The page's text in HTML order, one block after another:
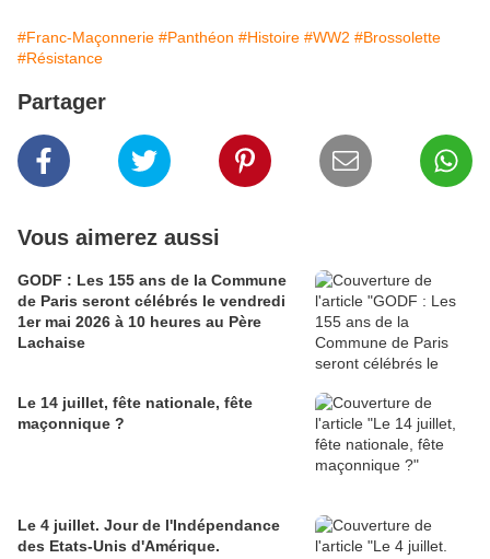
#Franc-Maçonnerie #Panthéon #Histoire #WW2 #Brossolette
#Résistance
Partager
Vous aimerez aussi
GODF : Les 155 ans de la Commune
de Paris seront célébrés le vendredi
1er mai 2026 à 10 heures au Père
Lachaise
Le 14 juillet, fête nationale, fête
maçonnique ?
Le 4 juillet. Jour de l'Indépendance
des Etats-Unis d'Amérique.